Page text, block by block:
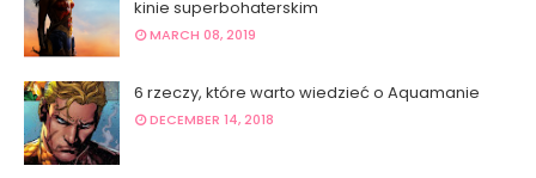
kinie superbohaterskim
MARCH 08, 2019
6 rzeczy, które warto wiedzieć o Aquamanie
DECEMBER 14, 2018